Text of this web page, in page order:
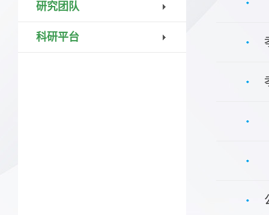
研究团队
科研平台